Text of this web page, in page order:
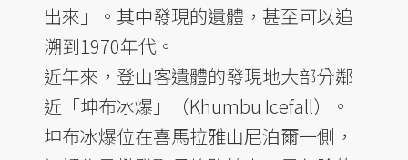
出來」。其中發現的遺體，甚至可以追
溯到1970年代。
近年來，登山客遺體的發現地大部分鄰
近「坤布冰爆」（Khumbu Icefall）。
坤布冰爆位在喜馬拉雅山尼泊爾一側，